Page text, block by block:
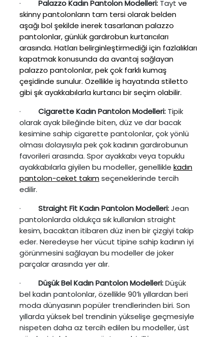
· Palazzo Kadın Pantolon Modelleri: Tayt ve
skinny pantolonların tam tersi olarak belden
aşağı bol şekilde inerek tasarlanan palazzo
pantolonlar, günlük gardırobun kurtarıcıları
arasında. Hatları belirginleştirmediği için fazlalıkları
kapatmak konusunda da avantaj sağlayan
palazzo pantolonlar, pek çok farklı kumaş
çeşidinde sunulur. Özellikle iş hayatında stiletto
gibi şık ayakkabılarla kurtarıcı bir seçim olabilir.
· Cigarette Kadın Pantolon Modelleri: Tipik
olarak ayak bileğinde biten, düz ve dar bacak
kesimine sahip cigarette pantolonlar, çok yönlü
olması dolayısıyla pek çok kadının gardırobunun
favorileri arasında. Spor ayakkabı veya topuklu
ayakkabılarla giyilen bu modeller, genellikle kadın
pantolon-ceket takımseçeneklerinde tercih
edilir.
· Straight Fit Kadın Pantolon Modelleri:Jean
pantolonlarda oldukça sık kullanılan straight
kesim, bacaktan itibaren düz inen bir çizgiyi takip
eder. Neredeyse her vücut tipine sahip kadının iyi
görünmesini sağlayan bu modeller de joker
parçalar arasında yer alır.
· Düşük Bel Kadın Pantolon Modelleri:Düşük
bel kadın pantolonlar, özellikle 90’lı yıllardan beri
moda dünyasının popüler trendlerinden biri. Son
yıllarda yüksek bel trendinin yükselişe geçmesiyle
nispeten daha az tercih edilen bu modeller, üst